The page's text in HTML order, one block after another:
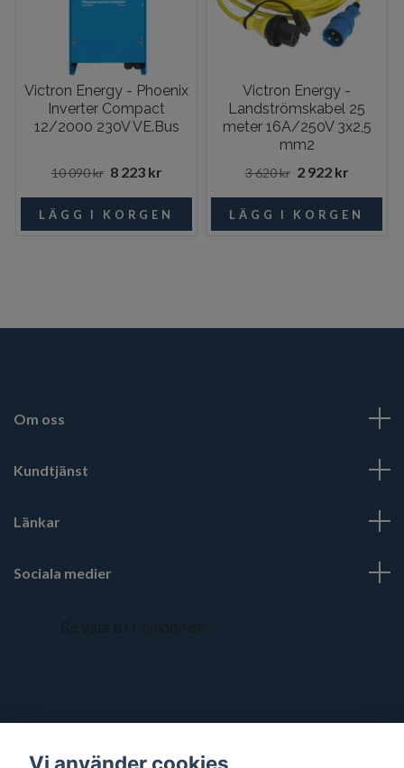
Victron Energy - Phoenix
Inverter Compact
12/2000 230V VE.Bus
10 090 kr 8 223 kr
Victron Energy -
Landströmskabel 25
meter 16A/250V 3x2,5
mm2
3 620 kr 2 922 kr
Om oss
Kundtjänst
Länkar
Sociala medier